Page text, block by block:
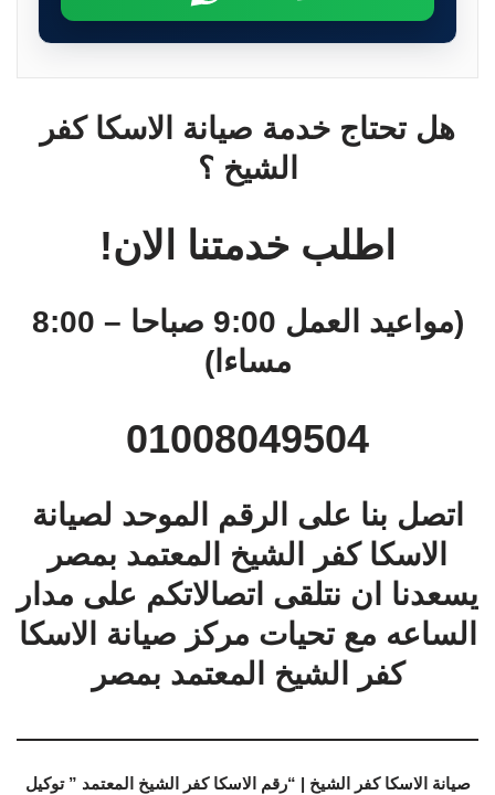
هل تحتاج خدمة صيانة الاسكا كفر
الشيخ ؟
اطلب خدمتنا الان!
(مواعيد العمل 9:00 صباحا – 8:00
مساءا)
01008049504
اتصل بنا على الرقم الموحد لصيانة
الاسكا كفر الشيخ المعتمد بمصر
يسعدنا ان نتلقى اتصالاتكم على مدار
الساعه مع تحيات مركز صيانة الاسكا
كفر الشيخ المعتمد بمصر
صيانة الاسكا كفر الشيخ | “رقم الاسكا كفر الشيخ المعتمد ” توكيل